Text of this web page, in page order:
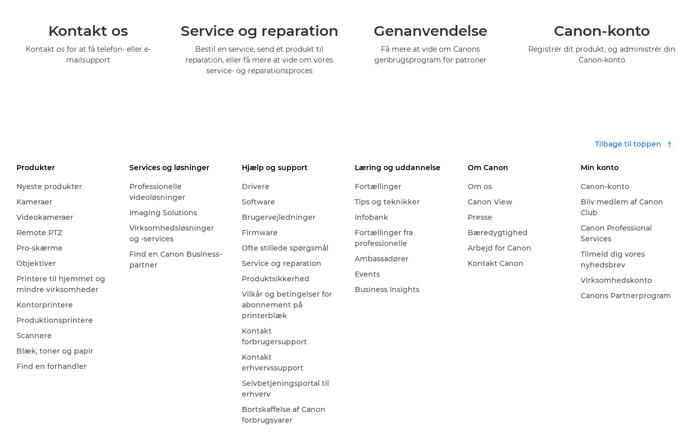
Kontakt os
Kontakt os for at få telefon- eller e-
mailsupport
Service og reparation
Bestil en service, send et produkt til
reparation, eller få mere at vide om vores
service- og reparationsproces
Genanvendelse
Få mere at vide om Canons
genbrugsprogram for patroner
Canon-konto
Registrér dit produkt, og administrér din
Canon-konto
Tilbage til toppen
Produkter
Nyeste produkter
Kameraer
Videokameraer
Remote PTZ
Pro-skærme
Objektiver
Printere til hjemmet og
mindre virksomheder
Kontorprintere
Produktionsprintere
Scannere
Blæk, toner og papir
Find en forhandler
Services og løsninger
Professionelle
videoløsninger
Imaging Solutions
Virksomhedsløsninger
og -services
Find en Canon Business-
partner
Hjælp og support
Drivere
Software
Brugervejledninger
Firmware
Ofte stillede spørgsmål
Service og reparation
Produktsikkerhed
Vilkår og betingelser for
abonnement på
printerblæk
Kontakt
forbrugersupport
Kontakt
erhvervssupport
Selvbetjeningsportal til
erhverv
Bortskaffelse af Canon
forbrugsvarer
Læring og uddannelse
Fortællinger
Tips og teknikker
Infobank
Fortællinger fra
professionelle
Ambassadører
Events
Business Insights
Om Canon
Om os
Canon View
Presse
Bæredygtighed
Arbejd for Canon
Kontakt Canon
Min konto
Canon-konto
Bliv medlem af Canon
Club
Canon Professional
Services
Tilmeld dig vores
nyhedsbrev
Virksomhedskonto
Canons Partnerprogram